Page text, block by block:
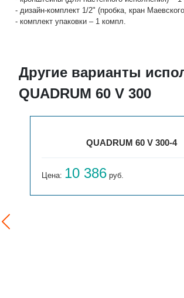
- дизайн-комплект 1/2" (пробка, кран
- комплект упаковки – 1 компл.
Другие варианты
QUADRUM 60 V 300
QUADRUM 60 V 300-4
Цена: 10 386 руб.